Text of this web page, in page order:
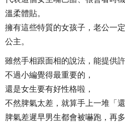
溫柔體貼。
擁有這些特質的女孩子，老公一
公主。
雖然手相跟面相的說法，能提供許
不過小編覺得最重要的，
還是女生要有好性格啦，
不然脾氣太差，就算手上一堆「
脾氣差遲早男生都會被嚇跑，再